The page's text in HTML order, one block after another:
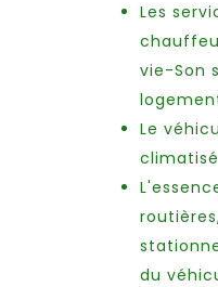
Les
vie-Son
Le
climatisé
du